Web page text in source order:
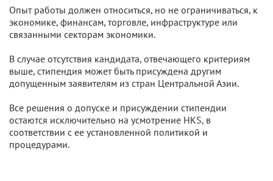
Опыт работы должен относиться, но не ограничиваться, к
экономике, финансам, торговле, инфраструктуре или
связанными секторам экономики.
В случае отсутствия кандидата, отвечающего критериям
выше, стипендия может быть присуждена другим
допущенным заявителям из стран Центральной Азии.
Все решения о допуске и присуждении стипендии
остаются исключительно на усмотрение HKS, в
соответствии с ее установленной политикой и
процедурами.